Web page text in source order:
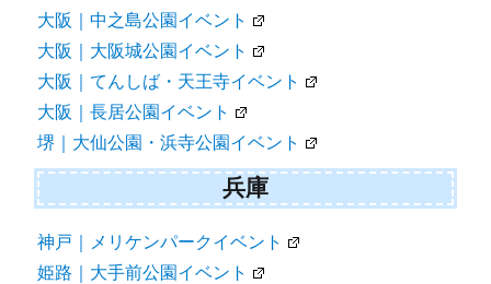
大阪｜中之島公園イベント
大阪｜大阪城公園イベント
大阪｜てんしば・天王寺イベント
大阪｜長居公園イベント
堺｜大仙公園・浜寺公園イベント
兵庫
神戸｜メリケンパークイベント
姫路｜大手前公園イベント